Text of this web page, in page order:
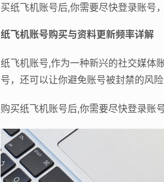
买纸飞机账号后,你需要尽快登录账号
纸飞机账号购买与资料更新频率详解
纸飞机账号,作为一种新兴的社交媒体
号，还可以让你避免账号被封禁的风
购买纸飞机账号后,你需要尽快登录账